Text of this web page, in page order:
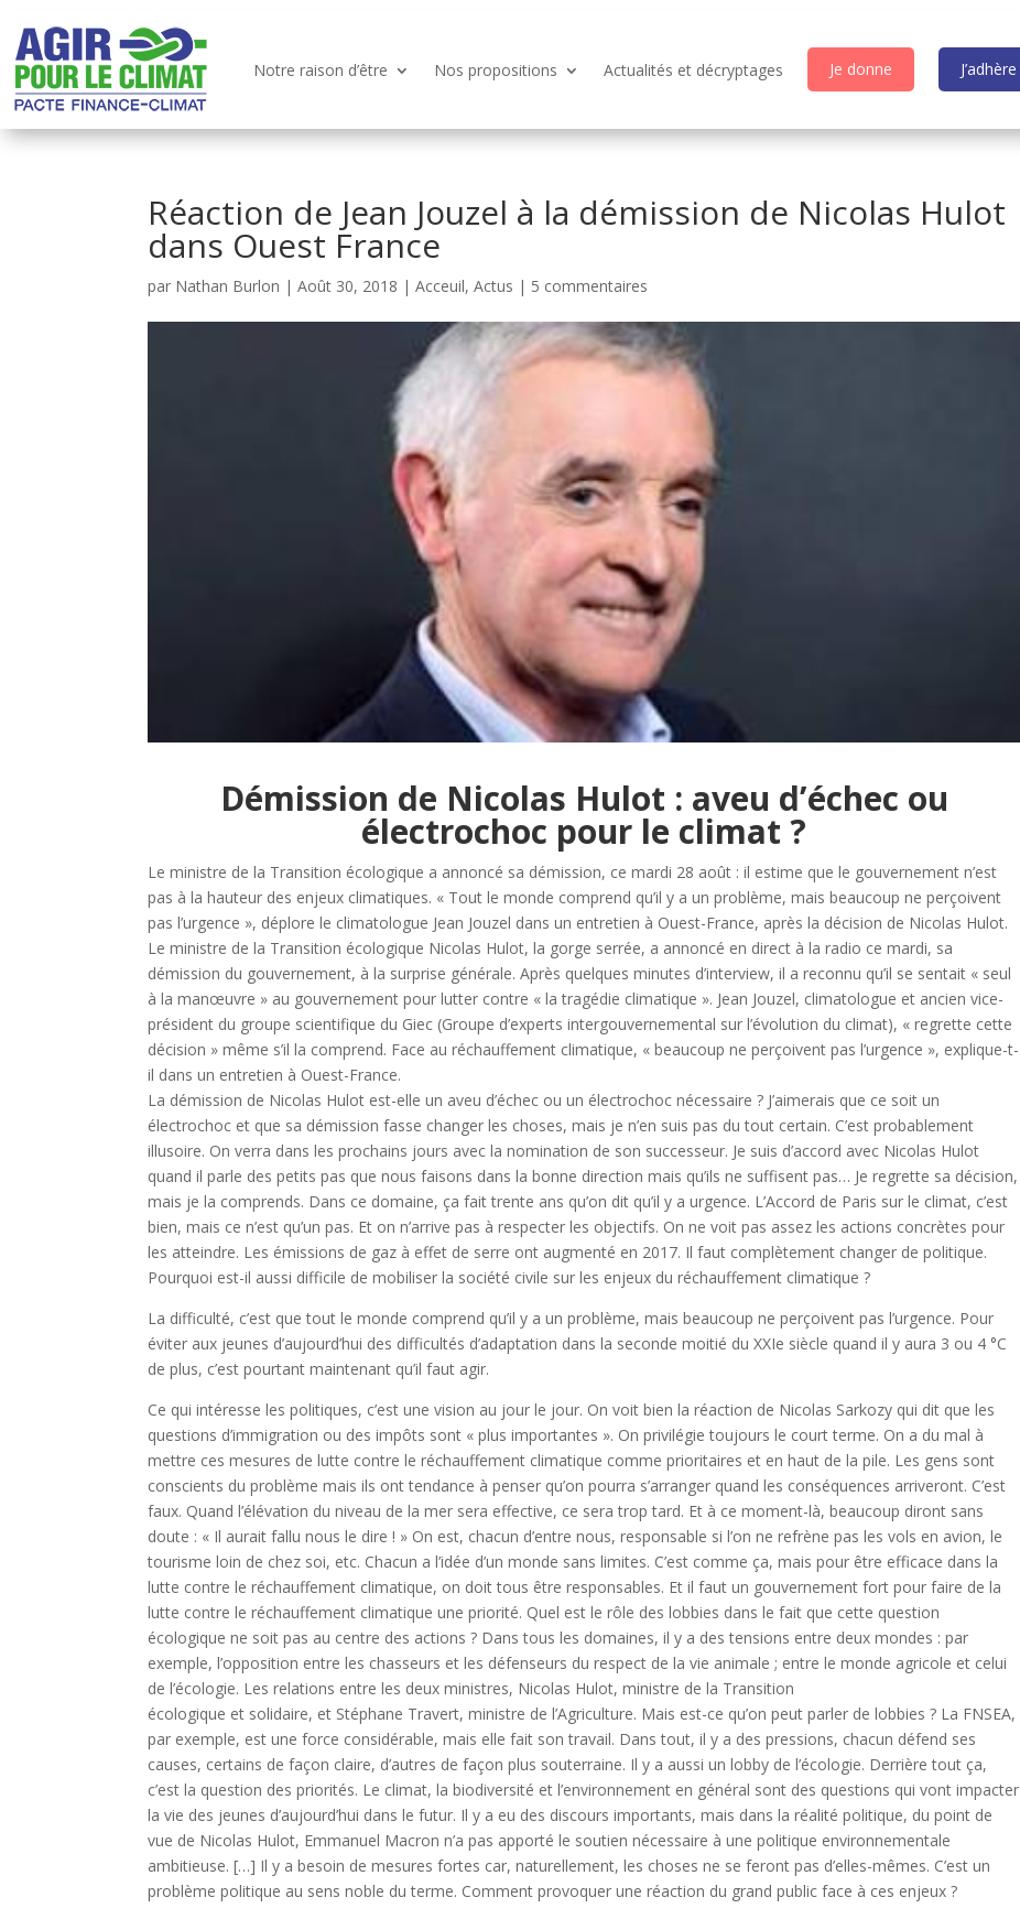
Notre raison d’être Nos propositions Actualités et décryptages Je donne J’adhère
Réaction de Jean Jouzel à la démission de Nicolas Hulot
dans Ouest France
par Nathan Burlon |Août 30, 2018 |Acceuil,Actus | 5 commentaires
Démission de Nicolas Hulot : aveu d’échec ou
électrochoc pour le climat ?
Le ministre de la Transition écologique a annoncé sa démission, ce mardi 28 août : il estime que le gouvernement n’est
pas à la hauteur des enjeux climatiques. « Tout le monde comprend qu’il y a un problème, mais beaucoup ne perçoivent
pas l’urgence », déplore le climatologue Jean Jouzel dans un entretien à Ouest-France, après la décision de Nicolas Hulot.
Le ministre de la Transition écologique Nicolas Hulot, la gorge serrée, a annoncé en direct à la radio ce mardi, sa
démission du gouvernement, à la surprise générale. Après quelques minutes d’interview, il a reconnu qu’il se sentait « seul
à la manœuvre » au gouvernement pour lutter contre « la tragédie climatique ». Jean Jouzel, climatologue et ancien vice-
président du groupe scientifique du Giec (Groupe d’experts intergouvernemental sur l’évolution du climat), « regrette cette
décision » même s’il la comprend. Face au réchauffement climatique, « beaucoup ne perçoivent pas l’urgence », explique-t-
il dans un entretien à Ouest-France.
La démission de Nicolas Hulot est-elle un aveu d’échec ou un électrochoc nécessaire ? J’aimerais que ce soit un
électrochoc et que sa démission fasse changer les choses, mais je n’en suis pas du tout certain. C’est probablement
illusoire. On verra dans les prochains jours avec la nomination de son successeur. Je suis d’accord avec Nicolas Hulot
quand il parle des petits pas que nous faisons dans la bonne direction mais qu’ils ne suffisent pas… Je regrette sa décision,
mais je la comprends. Dans ce domaine, ça fait trente ans qu’on dit qu’il y a urgence. L’Accord de Paris sur le climat, c’est
bien, mais ce n’est qu’un pas. Et on n’arrive pas à respecter les objectifs. On ne voit pas assez les actions concrètes pour
les atteindre. Les émissions de gaz à effet de serre ont augmenté en 2017. Il faut complètement changer de politique.
Pourquoi est-il aussi difficile de mobiliser la société civile sur les enjeux du réchauffement climatique ?
La difficulté, c’est que tout le monde comprend qu’il y a un problème, mais beaucoup ne perçoivent pas l’urgence. Pour
éviter aux jeunes d’aujourd’hui des difficultés d’adaptation dans la seconde moitié du XXIe siècle quand il y aura 3 ou 4 °C
de plus, c’est pourtant maintenant qu’il faut agir.
Ce qui intéresse les politiques, c’est une vision au jour le jour. On voit bien la réaction de Nicolas Sarkozy qui dit que les
questions d’immigration ou des impôts sont « plus importantes ». On privilégie toujours le court terme. On a du mal à
mettre ces mesures de lutte contre le réchauffement climatique comme prioritaires et en haut de la pile. Les gens sont
conscients du problème mais ils ont tendance à penser qu’on pourra s’arranger quand les conséquences arriveront. C’est
faux. Quand l’élévation du niveau de la mer sera effective, ce sera trop tard. Et à ce moment-là, beaucoup diront sans
doute : « Il aurait fallu nous le dire ! » On est, chacun d’entre nous, responsable si l’on ne refrène pas les vols en avion, le
tourisme loin de chez soi, etc. Chacun a l’idée d’un monde sans limites. C’est comme ça, mais pour être efficace dans la
lutte contre le réchauffement climatique, on doit tous être responsables. Et il faut un gouvernement fort pour faire de la
lutte contre le réchauffement climatique une priorité. Quel est le rôle des lobbies dans le fait que cette question
écologique ne soit pas au centre des actions ? Dans tous les domaines, il y a des tensions entre deux mondes : par
exemple, l’opposition entre les chasseurs et les défenseurs du respect de la vie animale ; entre le monde agricole et celui
de l’écologie. Les relations entre les deux ministres, Nicolas Hulot, ministre de la Transition
écologique et solidaire, et Stéphane Travert, ministre de l’Agriculture. Mais est-ce qu’on peut parler de lobbies ? La FNSEA,
par exemple, est une force considérable, mais elle fait son travail. Dans tout, il y a des pressions, chacun défend ses
causes, certains de façon claire, d’autres de façon plus souterraine. Il y a aussi un lobby de l’écologie. Derrière tout ça,
c’est la question des priorités. Le climat, la biodiversité et l’environnement en général sont des questions qui vont impacter
la vie des jeunes d’aujourd’hui dans le futur. Il y a eu des discours importants, mais dans la réalité politique, du point de
vue de Nicolas Hulot, Emmanuel Macron n’a pas apporté le soutien nécessaire à une politique environnementale
ambitieuse. […] Il y a besoin de mesures fortes car, naturellement, les choses ne se feront pas d’elles-mêmes. C’est un
problème politique au sens noble du terme. Comment provoquer une réaction du grand public face à ces enjeux ?